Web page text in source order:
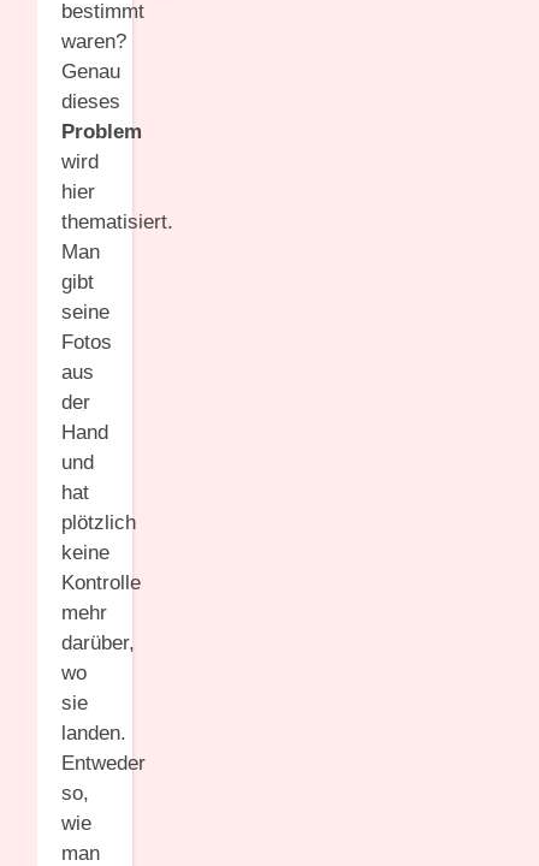
bestimmt
waren?
Genau
dieses
Problem
wird
hier
thematisiert.
Man
gibt
seine
Fotos
aus
der
Hand
und
hat
plötzlich
keine
Kontrolle
mehr
darüber,
wo
sie
landen.
Entweder
so,
wie
man